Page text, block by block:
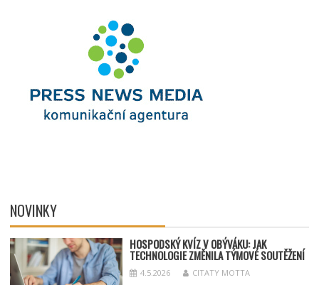
NOVINKY
HOSPODSKÝKVÍZ V OBÝVÁKU: JAK
TECHNOLOGIE ZMĚNILA TÝMOVÉ SOUTĚŽENÍ
4.5.2026 CITATY MOTTA